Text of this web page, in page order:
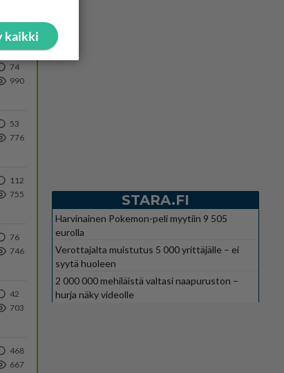
1051
74
990
53
776
112
755
76
746
42
703
468
667
STARA.FI
Harvinainen Pokemon-peli myytiin 9 505
eurolla
Verottajalta muistutus 5 000 yrittäjälle – ei
syytä huoleen
2 000 000 mehiläistä valtasi naapuruston –
hurja näky videolle
kaikki